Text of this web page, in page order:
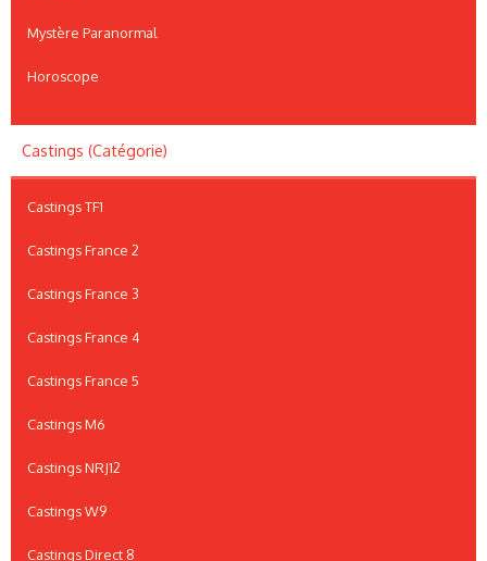
Mystère Paranormal
Horoscope
Castings (Catégorie)
Castings TF1
Castings France 2
Castings France 3
Castings France 4
Castings France 5
Castings M6
Castings NRJ12
Castings W9
Castings Direct 8